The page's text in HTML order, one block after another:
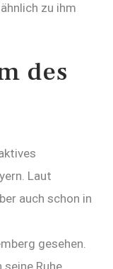
zu ihm
des
Laut
auch schon in
gesehen.
Ruhe.